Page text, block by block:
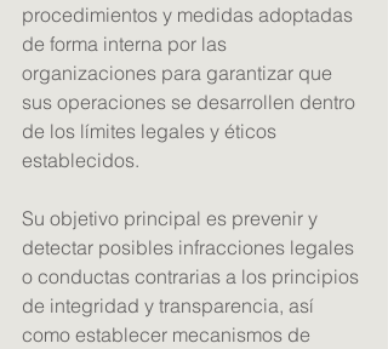
procedimientos y medidas adoptadas
de forma interna por las
organizaciones para garantizar que
sus operaciones se desarrollen dentro
de los límites legales y éticos
establecidos.
Su objetivo principal es prevenir y
detectar posibles infracciones legales
o conductas contrarias a los principios
de integridad y transparencia, así
como establecer mecanismos de